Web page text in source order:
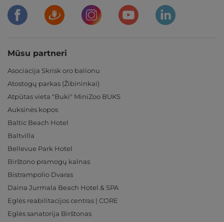
Mūsu partneri
Asociacija Skrisk oro balionu
Atostogų parkas (Žibininkai)
Atpūtas vieta "Buki" MiniZoo BUKS
Auksinės kopos
Baltic Beach Hotel
Baltvilla
Bellevue Park Hotel
Birštono pramogų kalnas
Bistrampolio Dvaras
Daina Jurmala Beach Hotel & SPA
Eglės reabilitacijos centras | CORE
Eglės sanatorija Birštonas